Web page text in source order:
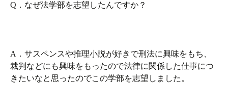
Q．なぜ法学部を志望したんですか？
A．サスペンスや推理小説が好きで刑法に興味をもち、
裁判などにも興味をもったので法律に関係した仕事につ
きたいなと思ったのでこの学部を志望しました。